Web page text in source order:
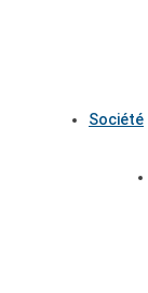
Société